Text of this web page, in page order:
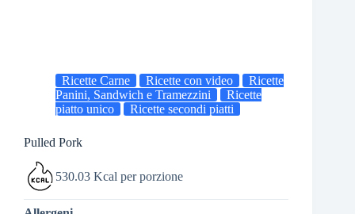
Ricette Carne Ricette con video
Ricette
Panini, Sandwich e Tramezzini
Ricette
piatto unico
Ricette secondi piatti
Pulled Pork
530.03 Kcal per porzione